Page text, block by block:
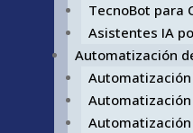
TecnoBot para
Asistentes IA
Automatización
Automatización